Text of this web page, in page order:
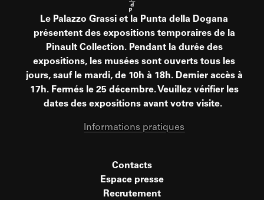
Le Palazzo Grassi et la Punta della Dogana
présentent des expositions temporaires de la
Pinault Collection. Pendant la durée des
expositions, les musées sont ouverts tous les
jours, sauf le mardi, de 10h à 18h. Dernier accès à
17h. Fermés le 25 décembre. Veuillez vérifier les
dates des expositions avant votre visite.
Informations pratiques
Contacts
Espace presse
Recrutement